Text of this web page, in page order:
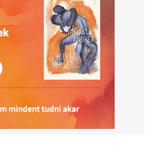
érdekében."
kérdésekreitttalálhat választ.